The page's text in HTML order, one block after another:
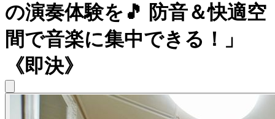
の演奏体験を🎵 防音＆快適空
間で音楽に集中できる！」
《即決》